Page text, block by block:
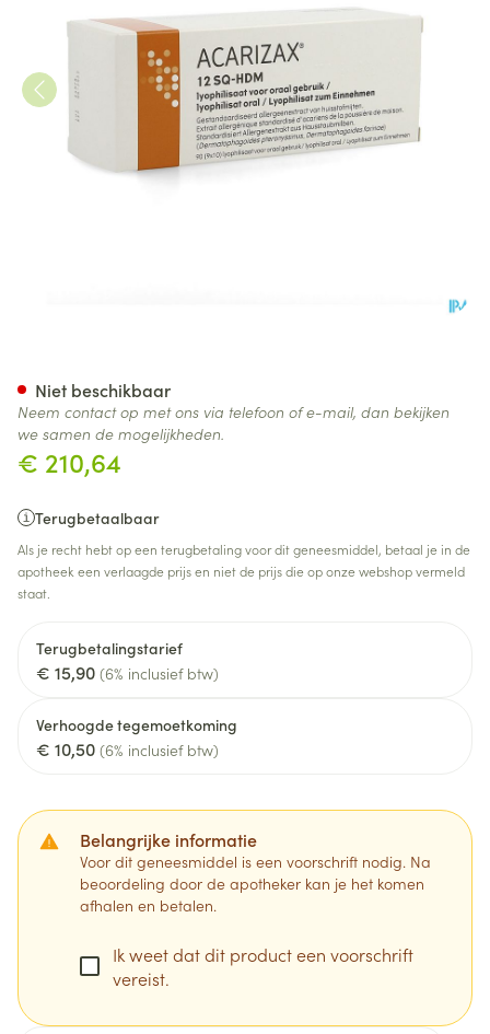
€ 210,64
Terugbetaalbaar
Als je recht hebt op een terugbetaling voor dit geneesmiddel, betaal je in de
apotheek een verlaagde prijs en niet de prijs die op onze webshop vermeld
staat.
Terugbetalingstarief
€ 15,90 (6% inclusief btw)
Verhoogde tegemoetkoming
€ 10,50 (6% inclusief btw)
Belangrijke informatie
Voor dit geneesmiddel is een voorschrift nodig. Na
beoordeling door de apotheker kan je het komen
afhalen en betalen.
Ik weet dat dit product een voorschrift
vereist.
Niet beschikbaar
Neem contact op met ons via telefoon of e-mail, dan bekijken
we samen de mogelijkheden.